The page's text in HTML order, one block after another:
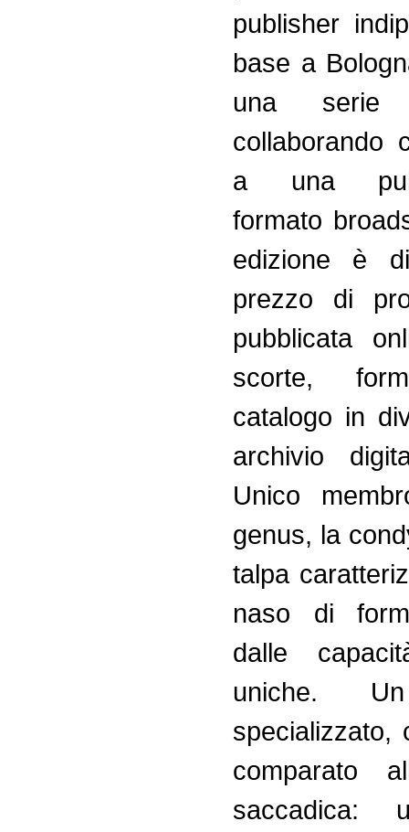
publisher
base a
una serie
collaborando
a una
formato
edizione è
prezzo di
pubblicata
scorte,
catalogo in
archivio
Unico
genus, la
talpa
naso di
dalle
uniche.
specializzato,
comparato
saccadica: